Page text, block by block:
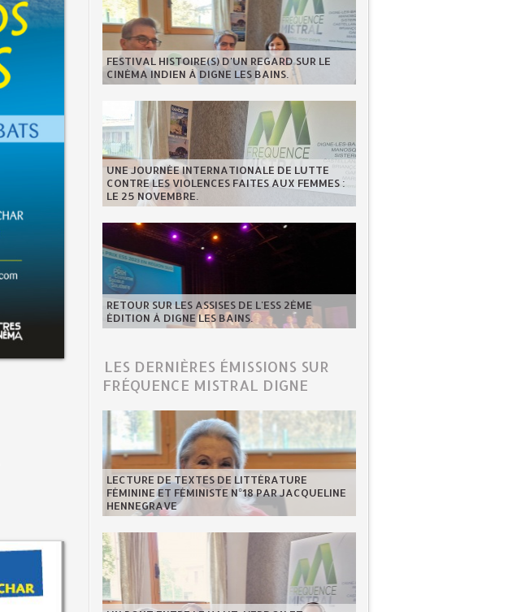
FESTIVAL HISTOIRE(S) D'UN REGARD SUR LE
CINÉMA INDIEN À DIGNE LES BAINS.
UNE JOURNÉE INTERNATIONALE DE LUTTE
CONTRE LES VIOLENCES FAITES AUX FEMMES :
LE 25 NOVEMBRE.
RETOUR SUR LES ASSISES DE L'ESS 2ÈME
ÉDITION À DIGNE LES BAINS.
LES DERNIÈRES ÉMISSIONS SUR
FRÉQUENCE MISTRAL DIGNE
LECTURE DE TEXTES DE LITTÉRATURE
FÉMININE ET FÉMINISTE N°18 PAR JACQUELINE
HENNEGRAVE